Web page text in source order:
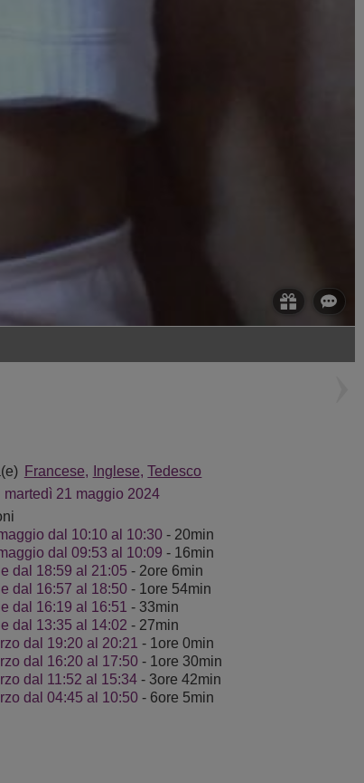
Francese Inglese Tedesco
martedì 21 maggio 2024
dal 10:10 al 10:30 - 20min
dal 09:53 al 10:09 - 16min
dal 18:59 al 21:05 - 2ore 6min
dal 16:57 al 18:50 - 1ore 54min
dal 16:19 al 16:51 - 33min
dal 13:35 al 14:02 - 27min
dal 19:20 al 20:21 - 1ore 0min
dal 16:20 al 17:50 - 1ore 30min
dal 11:52 al 15:34 - 3ore 42min
dal 04:45 al 10:50 - 6ore 5min